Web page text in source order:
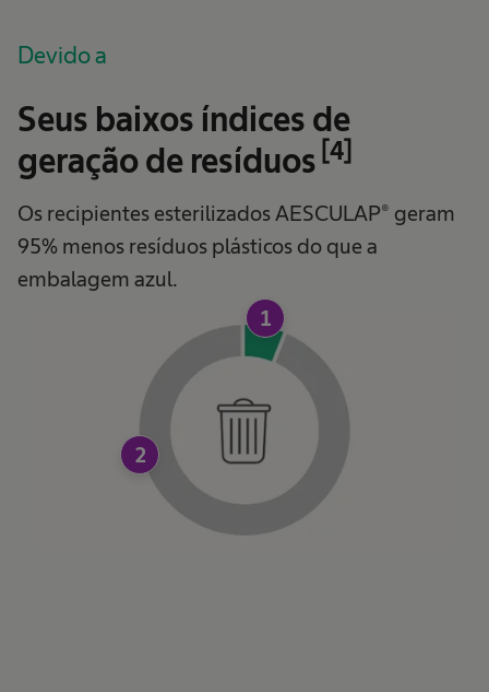
1
2
Devido a
Seus baixos índices de
geração de resíduos [4]
Os recipientes esterilizados AESCULAP® geram
95% menos resíduos plásticos do que a
embalagem azul.